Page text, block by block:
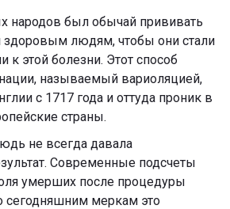
народов был обычай прививать
людям, чтобы они стали
этой болезни. Этот способ
называемый вариоляцией,
с 1717 года и оттуда проник в
страны.
не всегда давала
Современные подсчеты
умерших после процедуры
сегодняшним меркам это